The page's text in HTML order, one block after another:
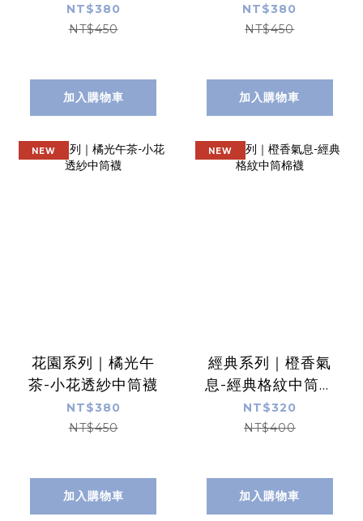
NT$380
NT$450
加入購物車
NT$380
NT$450
加入購物車
NEW
花園系列｜橘光午
茶-小花透紗中筒襪
NT$380
NT$450
加入購物車
NEW
經典系列｜橙香氣
息-經典格紋中筒棉
襪
NT$320
NT$400
加入購物車